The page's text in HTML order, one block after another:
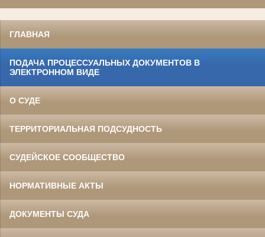
ГЛАВНАЯ
ПОДАЧА ПРОЦЕССУАЛЬНЫХ ДОКУМЕНТОВ В
ЭЛЕКТРОННОМ ВИДЕ
О СУДЕ
ТЕРРИТОРИАЛЬНАЯ ПОДСУДНОСТЬ
СУДЕЙСКОЕ СООБЩЕСТВО
НОРМАТИВНЫЕ АКТЫ
ДОКУМЕНТЫ СУДА